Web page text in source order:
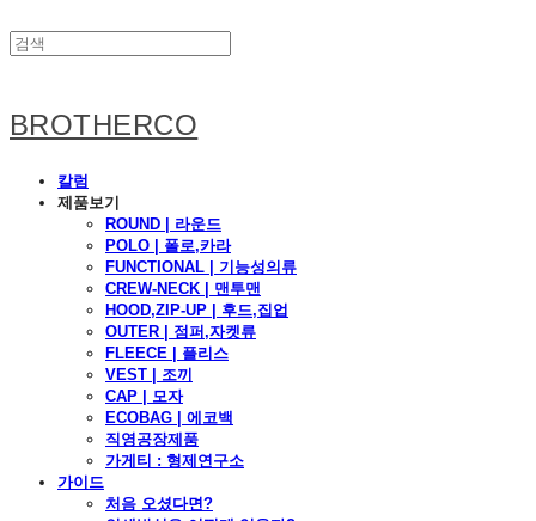
BROTHERCO
칼럼
제품보기
ROUND | 라운드
POLO | 폴로,카라
FUNCTIONAL | 기능성의류
CREW-NECK | 맨투맨
HOOD,ZIP-UP | 후드,집업
OUTER | 점퍼,자켓류
FLEECE | 플리스
VEST | 조끼
CAP | 모자
ECOBAG | 에코백
직영공장제품
가게티 : 형제연구소
가이드
처음 오셨다면?